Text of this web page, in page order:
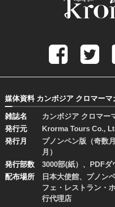
媒体資料 カンボジア クロマーマ
雑誌名
カンボジア クロマー
発行元
Krorma Tours Co.,
発行月
プノンペン版（奇数
月）
発行部数
3000部(紙）、PDF
配布場所
日本大使館、プノン
フェ・レストラン・
行代理店